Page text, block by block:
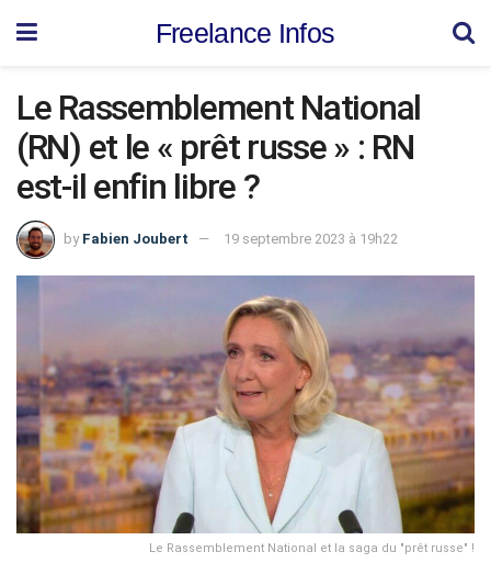
Freelance Infos
Le Rassemblement National
(RN) et le « prêt russe » : RN
est-il enfin libre ?
by Fabien Joubert 19 septembre 2023 à 19h22
Le Rassemblement National et la saga du "prêt russe" !